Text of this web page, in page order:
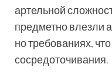
артельной
предметно влезли
но требованиях,
сосредоточивания.